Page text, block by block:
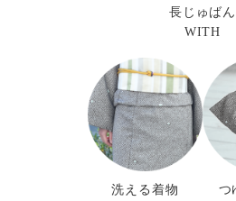
長じゅばん
WITH
洗える着物
つ